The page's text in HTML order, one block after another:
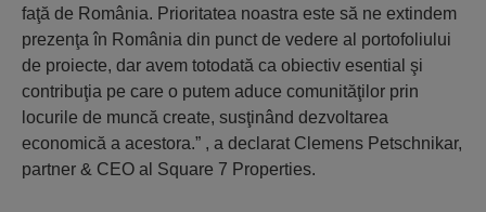
faţă de România. Prioritatea noastra este să ne extindem
prezenţa în România din punct de vedere al portofoliului
de proiecte, dar avem totodată ca obiectiv esential şi
contribuţia pe care o putem aduce comunităţilor prin
locurile de muncă create, susţinând dezvoltarea
economică a acestora.” , a declarat Clemens Petschnikar,
partner & CEO al Square 7 Properties.